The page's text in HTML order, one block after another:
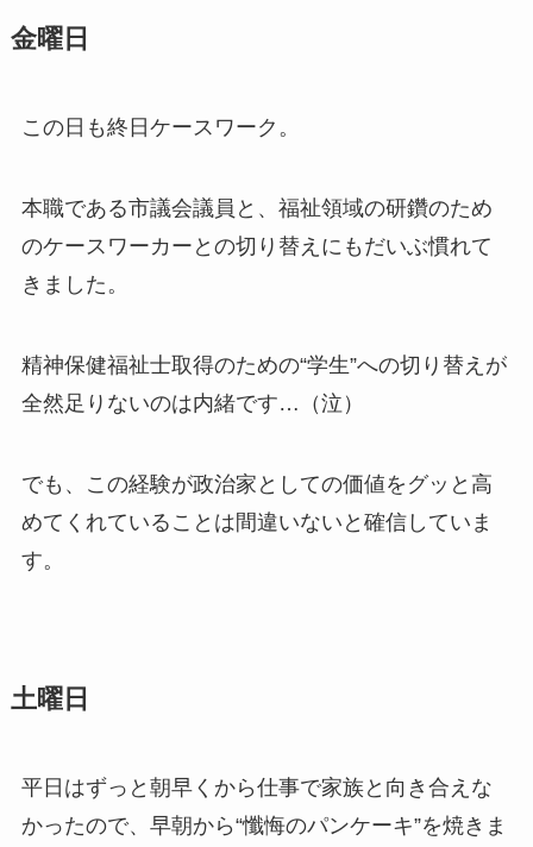
金曜日
この日も終日ケースワーク。
本職である市議会議員と、福祉領域の研鑽のため
のケースワーカーとの切り替えにもだいぶ慣れて
きました。
精神保健福祉士取得のための“学生”への切り替えが
全然足りないのは内緒です…（泣）
でも、この経験が政治家としての価値をグッと高
めてくれていることは間違いないと確信していま
す。
土曜日
平日はずっと朝早くから仕事で家族と向き合えな
かったので、早朝から“懺悔のパンケーキ”を焼きま